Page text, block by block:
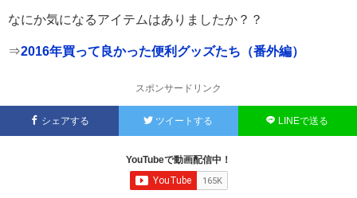
なにか気になるアイテムはありましたか？？
⇒2016年買って良かった便利グッズたち（番外編）
スポンサードリンク
シェアする ツイートする LINEで送る
YouTubeで動画配信中！